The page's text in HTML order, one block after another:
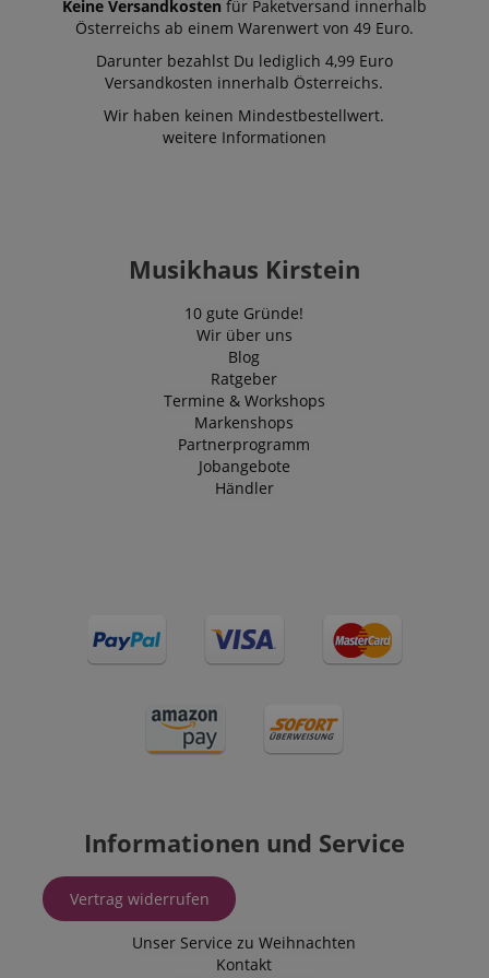
Keine Versandkosten für Paketversand innerhalb
Österreichs ab einem Warenwert von 49 Euro.
Darunter bezahlst Du lediglich 4,99 Euro
Versandkosten innerhalb Österreichs.
Wir haben keinen Mindestbestellwert.
weitere Informationen
Musikhaus Kirstein
10 gute Gründe!
Wir über uns
Blog
Ratgeber
Termine & Workshops
Markenshops
Partnerprogramm
Jobangebote
Händler
Informationen und Service
Vertrag widerrufen
Unser Service zu Weihnachten
Kontakt